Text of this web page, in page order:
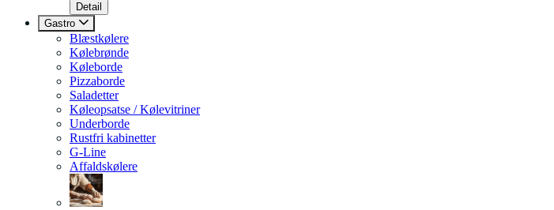
Detail
Gastro
Blæstkølere
Kølebrønde
Køleborde
Pizzaborde
Saladetter
Køleopsatse / Kølevitriner
Underborde
Rustfri kabinetter
G-Line
Affaldskølere